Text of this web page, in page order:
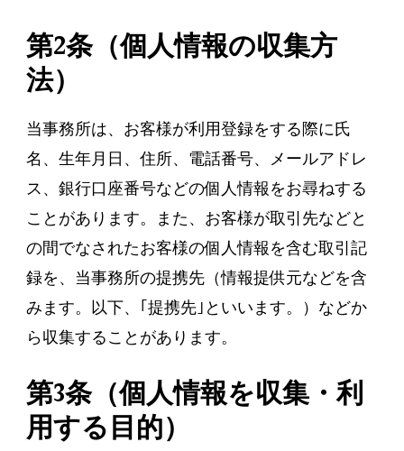
第2条（個人情報の収集方
法）
当事務所は、お客様が利用登録をする際に氏
名、生年月日、住所、電話番号、メールアドレ
ス、銀行口座番号などの個人情報をお尋ねする
ことがあります。また、お客様が取引先などと
の間でなされたお客様の個人情報を含む取引記
録を、当事務所の提携先（情報提供元などを含
みます。以下、｢提携先｣といいます。）などか
ら収集することがあります。
第3条（個人情報を収集・利
用する目的）